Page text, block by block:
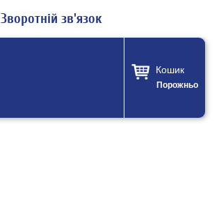
Зворотній зв'язок
Кошик
Порожньо